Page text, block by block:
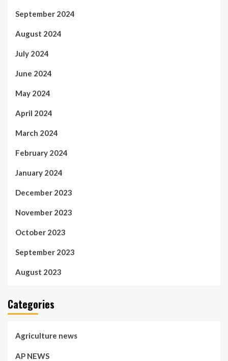
September 2024
August 2024
July 2024
June 2024
May 2024
April 2024
March 2024
February 2024
January 2024
December 2023
November 2023
October 2023
September 2023
August 2023
Categories
Agriculture news
AP NEWS